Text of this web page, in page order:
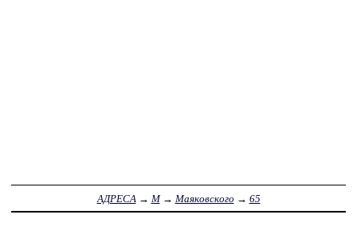
АДРЕСА → М→ Маяковского → 65